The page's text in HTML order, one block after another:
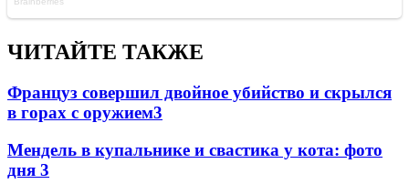
ЧИТАЙТЕ ТАКЖЕ
Француз совершил двойное убийство и скрылся
в горах с оружием3
Мендель в купальнике и свастика у кота: фото
дня 3